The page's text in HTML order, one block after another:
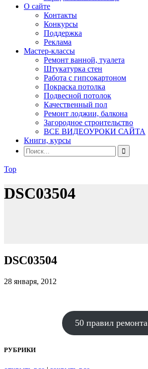
О сайте
Контакты
Конкурсы
Поддержка
Реклама
Мастер-классы
Ремонт ванной, туалета
Штукатурка стен
Работа с гипсокартоном
Покраска потолка
Подвесной потолок
Качественный пол
Ремонт лоджии, балкона
Загородное строительство
ВСЕ ВИДЕОУРОКИ САЙТА
Книги, курсы
Top
DSC03504
DSC03504
28 января, 2012
50 правил ремонта
РУБРИКИ